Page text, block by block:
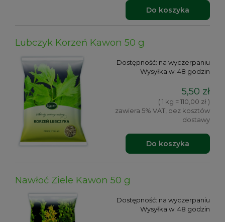
Do koszyka
Lubczyk Korzeń Kawon 50 g
Dostępność: na wyczerpaniu
Wysyłka w: 48 godzin
5,50 zł
( 1 kg = 110,00 zł )
zawiera 5% VAT, bez kosztów
dostawy
Do koszyka
Nawłoć Ziele Kawon 50 g
Dostępność: na wyczerpaniu
Wysyłka w: 48 godzin